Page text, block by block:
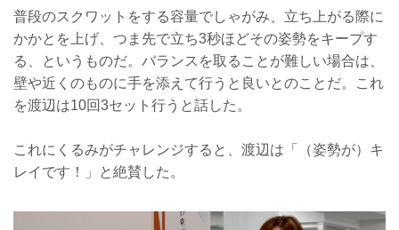
普段のスクワットをする容量でしゃがみ、立ち上がる際に
かかとを上げ、つま先で立ち3秒ほどその姿勢をキープす
る、というものだ。バランスを取ることが難しい場合は、
壁や近くのものに手を添えて行うと良いとのことだ。これ
を渡辺は10回3セット行うと話した。
これにくるみがチャレンジすると、渡辺は「（姿勢が）キ
レイです！」と絶賛した。